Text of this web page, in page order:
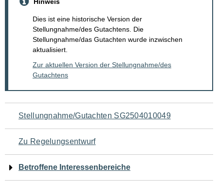
Dies ist eine historische Version der
Stellungnahme/des Gutachtens. Die
Stellungnahme/das Gutachten wurde inzwischen
aktualisiert.
Zur aktuellen Version der Stellungnahme/des
Gutachtens
Navigation
für
den
Seiteninhalt
Stellungnahme/Gutachten SG2504010049
Zu Regelungsentwurf
Betroffene Interessenbereiche